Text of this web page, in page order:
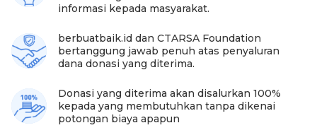
informasi kepada masyarakat.
berbuatbaik.id dan CTARSA Foundation
bertanggung jawab penuh atas penyaluran
dana donasi yang diterima.
Donasi yang diterima akan disalurkan 100%
kepada yang membutuhkan tanpa dikenai
potongan biaya apapun